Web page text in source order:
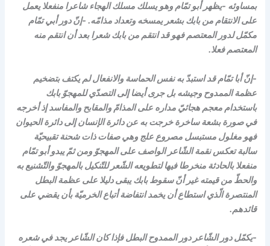
بمساوئه -يظهر أبو تمّام وهو يسلك مسلك الهجاء شاعرا منفعلا يعمل
على الانتقام من بابك بشعر يمسخه وتعداد مذامّه. -إنّ دور أبي تمّام
مكمّل لدور المعتصم فهو قد انتقم من بابك شعرا بعد أن انتقم منه
المعتصم فعلا.
-إنّ أبا تمّام قد استبدّ به نفس الحماسة والانفعال لم يكتف بتضخيم
عظمة الممدوح وجيشه بل جرى أيضا إلى التصدّي للمهجوّ بابك
باستخدام معجم هجائيّ مداره على المذامّ والمقابح والمفاسد إذ أخرجه
في صورة بشعة ساخرة خرجت به عن دائرة الإنسان إلى دائرة الحيوان
فهو مغلول مستبسل مصروع علج وهي صفات ذات شحنة تقبيحيّة
سالبة تعكس نقمة الشّاعر الواصف على المهجوّ ومن ثمّ يبدو أبو تمّام
منفعلا بالحادثة منخرطا فيها لتطويعه الشّعر للتّنكيل بالمهجوّ والتّشنيع به
والحطّ من قيمته غير أنّ سقوط بابك يبقى دليلا على عظمة البطل
المنتصرة الّذي استطاع أن يخمد انتفاضة أتباع الخرميّة بأن يقضي على
قائدهم.
-يكمّل دور الشّاعر دور الممدوح البطل فإذا كان الشّاعر يجد في شعره